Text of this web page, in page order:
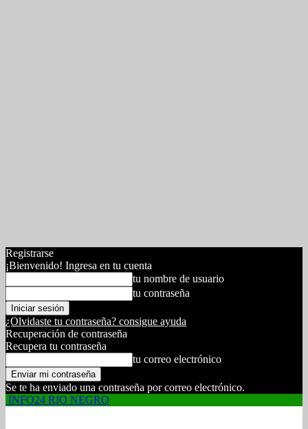
Registrarse
¡Bienvenido! Ingresa en tu cuenta
tu nombre de usuario
tu contraseña
¿Olvidaste tu contraseña? consigue ayuda
Recuperación de contraseña
Recupera tu contraseña
tu correo electrónico
Se te ha enviado una contraseña por correo electrónico.
INFO24 RIO NEGRO